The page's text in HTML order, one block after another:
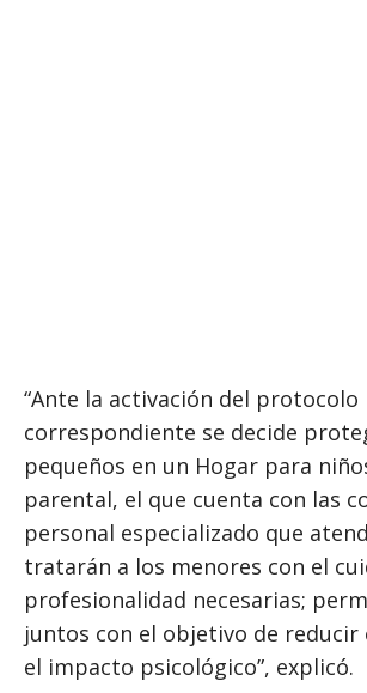
“Ante la activación del protocolo
correspondiente se decide
pequeños en un Hogar para
parental, el que cuenta con las
personal especializado que
tratarán a los menores con el
profesionalidad necesarias;
juntos con el objetivo de reducir
el impacto psicológico”, explicó.